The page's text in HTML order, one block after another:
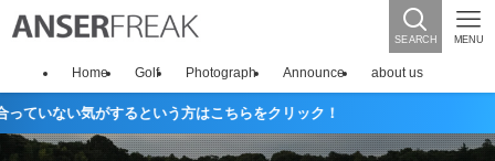
SEARCH MENU
Home Golf Photograph Announce about us
気がするという方はこちらをクリック！